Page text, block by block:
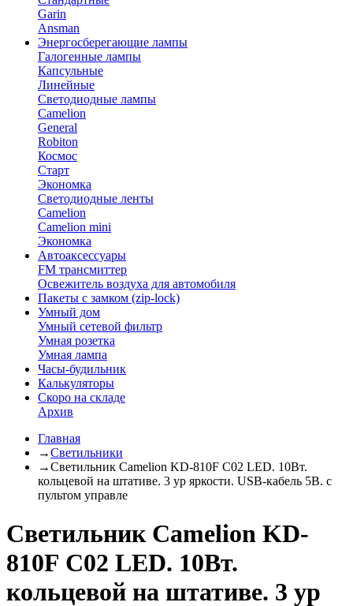
Garin
Ansman
Энергосберегающие лампы
Галогенные лампы
Капсульные
Линейные
Светодиодные лампы
Camelion
General
Robiton
Космос
Старт
Экономка
Светодиодные ленты
Camelion
Camelion mini
Экономка
Автоаксессуары
FM трансмиттер
Освежитель воздуха для автомобиля
Пакеты с замком (zip-lock)
Умный дом
Умный сетевой фильтр
Умная розетка
Умная лампа
Часы-будильник
Калькуляторы
Скоро на складе
Архив
Главная
→Светильники
→Светильник Camelion KD-810F C02 LED. 10Вт.
кольцевой на штативе. 3 ур яркости. USB-кабель 5B. с
пультом управле
Светильник Camelion KD-
810F C02 LED. 10Вт.
кольцевой на штативе. 3 ур